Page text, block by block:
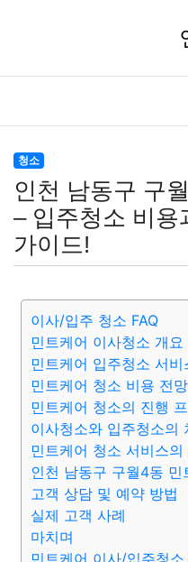
청소
인천 남동구 구
– 입주청소 비용
가이드!
이사/입주 청소 FAQ
민트케어 이사청소 개요
민트케어 입주청소 서비
민트케어 청소 비용 전망
민트케어 청소의 진행
이사청소와 입주청소의
민트케어 청소 서비스의
인천 남동구 구월4동 민
고객 상담 및 예약 방법
실제 고객 사례
마치며
민트케어 이사/입주청소